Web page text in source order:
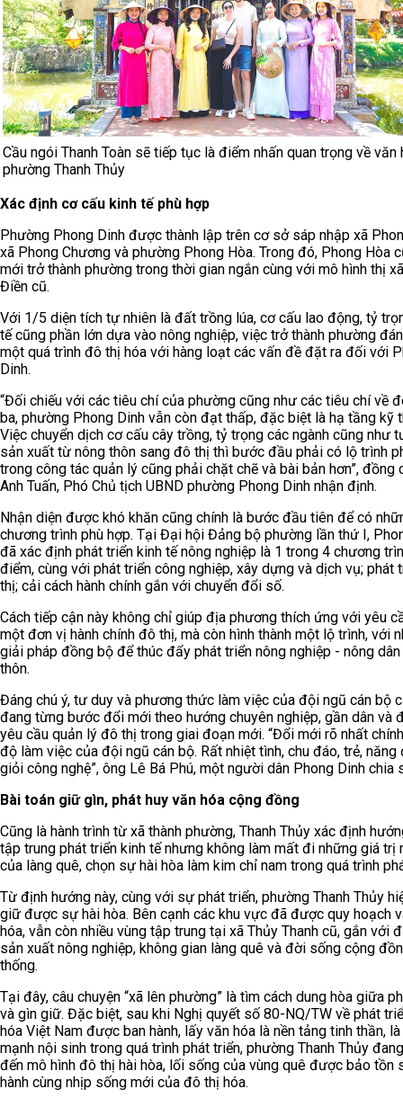
Cầu ngói Thanh Toàn sẽ tiếp tục là điểm nhấn quan trọng về văn
phường Thanh Thủy
Xác định cơ cấu kinh tế phù hợp
Phường Phong Dinh được thành lập trên cơ sở sáp nhập xã
xã Phong Chương và phường Phong Hòa. Trong đó, Phong Hòa
mới trở thành phường trong thời gian ngắn cùng với mô hình thị
Điền cũ.
Với 1/5 diện tích tự nhiên là đất trồng lúa, cơ cấu lao động, tỷ
tế cũng phần lớn dựa vào nông nghiệp, việc trở thành phường
một quá trình đô thị hóa với hàng loạt các vấn đề đặt ra đối với
Dinh.
“Đối chiếu với các tiêu chí của phường cũng như các tiêu chí về
ba, phường Phong Dinh vẫn còn đạt thấp, đặc biệt là hạ tầng kỹ
Việc chuyển dịch cơ cấu cây trồng, tỷ trọng các ngành cũng như
sản xuất từ nông thôn sang đô thị thì bước đầu phải có lộ trình
trong công tác quản lý cũng phải chặt chẽ và bài bản hơn”, đồng
Anh Tuấn, Phó Chủ tịch UBND phường Phong Dinh nhận định.
Nhận diện được khó khăn cũng chính là bước đầu tiên để có
chương trình phù hợp. Tại Đại hội Đảng bộ phường lần thứ I,
đã xác định phát triển kinh tế nông nghiệp là 1 trong 4 chương
điểm, cùng với phát triển công nghiệp, xây dựng và dịch vụ; phát
thị; cải cách hành chính gắn với chuyển đổi số.
Cách tiếp cận này không chỉ giúp địa phương thích ứng với yêu
một đơn vị hành chính đô thị, mà còn hình thành một lộ trình, với
giải pháp đồng bộ để thúc đẩy phát triển nông nghiệp - nông
thôn.
Đáng chú ý, tư duy và phương thức làm việc của đội ngũ cán bộ
đang từng bước đổi mới theo hướng chuyên nghiệp, gần dân và
yêu cầu quản lý đô thị trong giai đoạn mới. “Đổi mới rõ nhất
độ làm việc của đội ngũ cán bộ. Rất nhiệt tình, chu đáo, trẻ, năng
giỏi công nghệ”, ông Lê Bá Phú, một người dân Phong Dinh chia
Bài toán giữ gìn, phát huy văn hóa cộng đồng
Cũng là hành trình từ xã thành phường, Thanh Thủy xác định
tập trung phát triển kinh tế nhưng không làm mất đi những giá trị
của làng quê, chọn sự hài hòa làm kim chỉ nam trong quá trình
Từ định hướng này, cùng với sự phát triển, phường Thanh Thủy
giữ được sự hài hòa. Bên cạnh các khu vực đã được quy hoạch
hóa, vẫn còn nhiều vùng tập trung tại xã Thủy Thanh cũ, gắn với
sản xuất nông nghiệp, không gian làng quê và đời sống cộng
thống.
Tại đây, câu chuyện “xã lên phường” là tìm cách dung hòa giữa
và gìn giữ. Đặc biệt, sau khi Nghị quyết số 80-NQ/TW về phát
hóa Việt Nam được ban hành, lấy văn hóa là nền tảng tinh thần,
mạnh nội sinh trong quá trình phát triển, phường Thanh Thủy
đến mô hình đô thị hài hòa, lối sống của vùng quê được bảo tồn
hành cùng nhịp sống mới của đô thị hóa.